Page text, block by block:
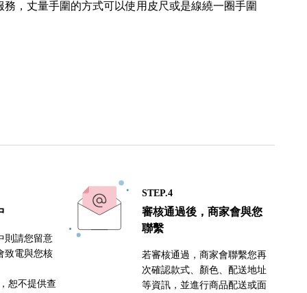
，丈量手圍的方式可以使用皮尺或是線繞一圈手圍
則請您留意
致電與您核
恕不提供查
STEP.4
審核通過後，商家會與您
聯繫
若審核通過，商家會聯繫您再
次確認款式、顏色、配送地址
等資訊，並進行商品配送或面